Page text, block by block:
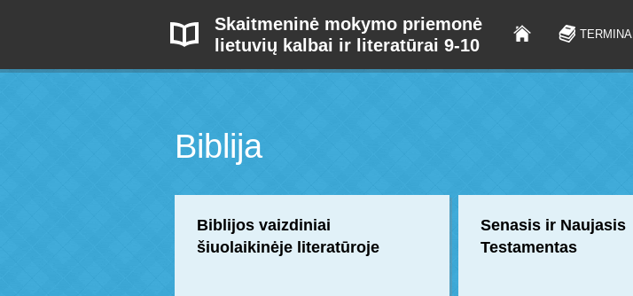
Skaitmeninė mokymo priemonė
lietuvių kalbai ir literatūrai 9-10
TERMINAI
Biblija
Biblijos vaizdiniai
šiuolaikinėje literatūroje
Senasis ir Naujasis
Testamentas